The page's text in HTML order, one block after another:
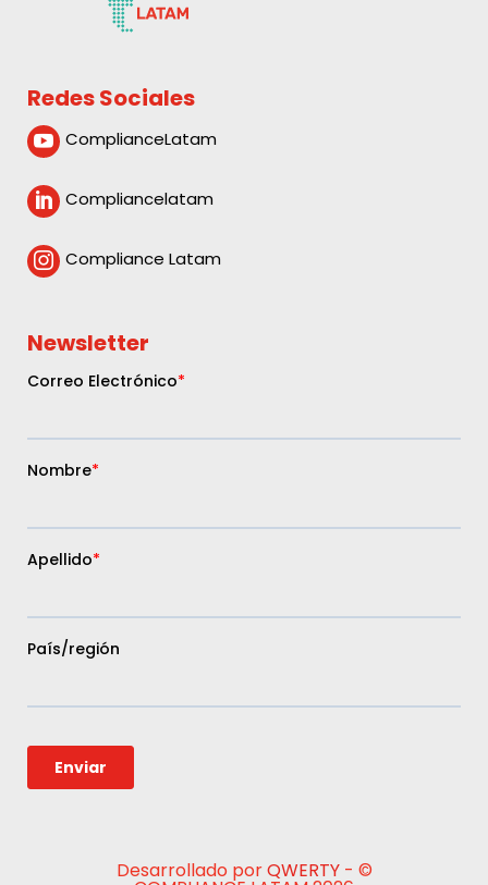
Redes Sociales
 ComplianceLatam
 Compliancelatam
 Compliance Latam
Newsletter
Desarrollado porQWERTY- ©